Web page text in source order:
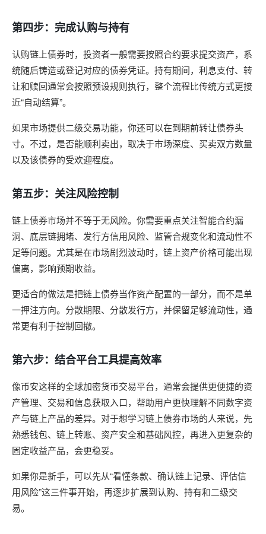
第四步：完成认购与持有
认购链上债券时，投资者一般需要按照合约要求提交资产，系
统随后铸造或登记对应的债券凭证。持有期间，利息支付、转
让和赎回通常会按照预设规则执行，整个流程比传统方式更接
近“自动结算”。
如果市场提供二级交易功能，你还可以在到期前转让债券头
寸。不过，是否能顺利卖出，取决于市场深度、买卖双方数量
以及该债券的受欢迎程度。
第五步：关注风险控制
链上债券市场并不等于无风险。你需要重点关注智能合约漏
洞、底层链拥堵、发行方信用风险、监管合规变化和流动性不
足等问题。尤其是在市场剧烈波动时，链上资产价格可能出现
偏离，影响预期收益。
更适合的做法是把链上债券当作资产配置的一部分，而不是单
一押注方向。分散期限、分散发行方，并保留足够流动性，通
常更有利于控制回撤。
第六步：结合平台工具提高效率
像币安这样的全球加密货币交易平台，通常会提供更便捷的资
产管理、交易和信息获取入口，帮助用户更快理解不同数字资
产与链上产品的差异。对于想学习链上债券市场的人来说，先
熟悉钱包、链上转账、资产安全和基础风控，再进入更复杂的
固定收益产品，会更稳妥。
如果你是新手，可以先从“看懂条款、确认链上记录、评估信
用风险”这三件事开始，再逐步扩展到认购、持有和二级交
易。